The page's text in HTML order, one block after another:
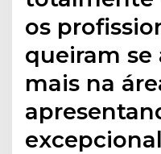
os
queiram
mais na
excepcional